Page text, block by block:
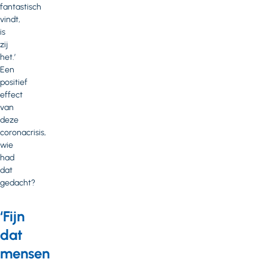
fantastisch
vindt,
is
zij
het.’
Een
positief
effect
van
deze
coronacrisis,
wie
had
dat
gedacht?
‘Fijn
dat
mensen